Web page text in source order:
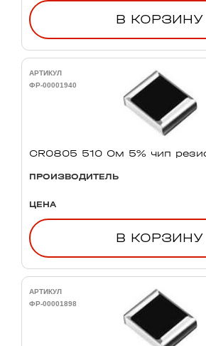
В КОРЗИНУ
АРТИКУЛ
ФР-00001940
CR0805 510 Ом 5% чип
ПРОИЗВОДИТЕЛЬ
ЦЕНА
В КОРЗИНУ
АРТИКУЛ
ФР-00001898